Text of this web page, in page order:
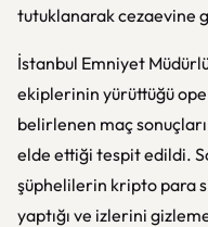
tutuklanarak cezaevine
İstanbul Emniyet
ekiplerinin yürüttüğü
belirlenen maç
elde ettiği tespit edildi.
şüphelilerin kripto para
yaptığı ve izlerini